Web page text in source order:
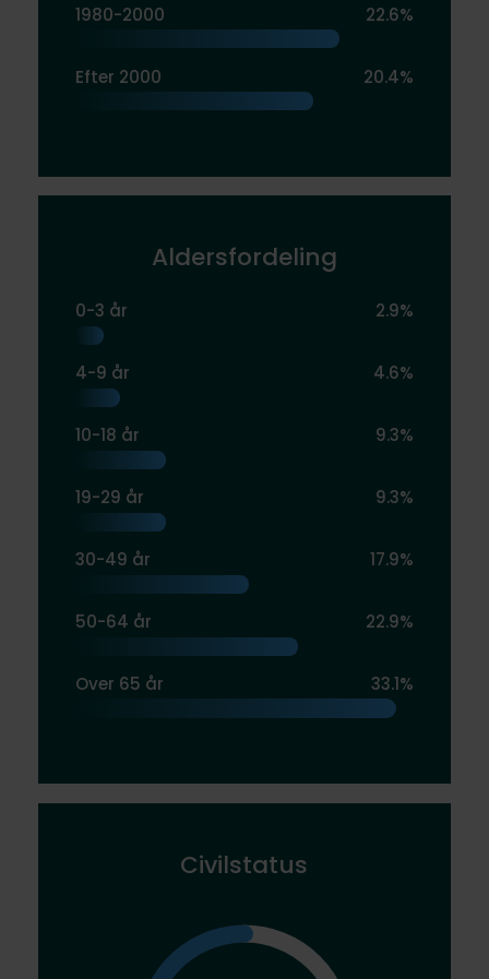
1980-2000 22.6%
Efter 2000 20.4%
Aldersfordeling
0-3 år 2.9%
4-9 år 4.6%
10-18 år 9.3%
19-29 år 9.3%
30-49 år 17.9%
50-64 år 22.9%
Over 65 år 33.1%
Civilstatus